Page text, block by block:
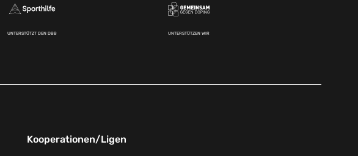
UNTERSTÜTZT DEN DBB UNTERSTÜTZEN WIR
Kooperationen/Ligen